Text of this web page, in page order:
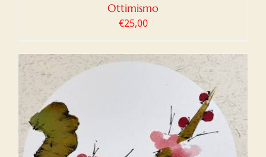
Ottimismo
€25,00